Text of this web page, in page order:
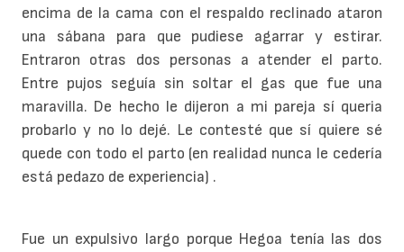
encima de la cama con el respaldo reclinado ataron
una sábana para que pudiese agarrar y estirar.
Entraron otras dos personas a atender el parto.
Entre pujos seguía sin soltar el gas que fue una
maravilla. De hecho le dijeron a mi pareja sí queria
probarlo y no lo dejé. Le contesté que sí quiere sé
quede con todo el parto (en realidad nunca le cedería
está pedazo de experiencia) .
Fue un expulsivo largo porque Hegoa tenía las dos